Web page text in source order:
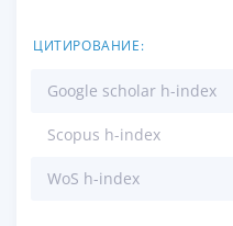
ЦИТИРОВАНИЕ:
Google scholar h-index
Scopus h-index
WoS h-index